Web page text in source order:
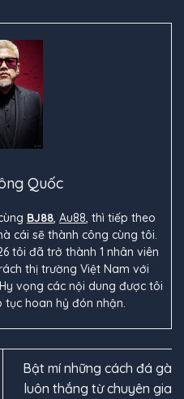
Quốc
BJ88, Au88, thì tiếp theo
cái sẽ thành công cùng tôi.
tôi đã trở thành 1 nhân viên
thị trường Việt Nam với
vọng các nội dung được tôi
tục hoan hỷ đón nhận.
Bật mí những cách đá gà
luôn thắng từ chuyên gia